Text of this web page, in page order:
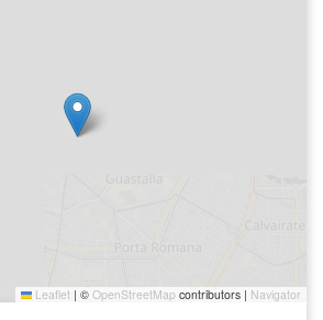
Leaflet | © OpenStreetMap contributors | Navigator